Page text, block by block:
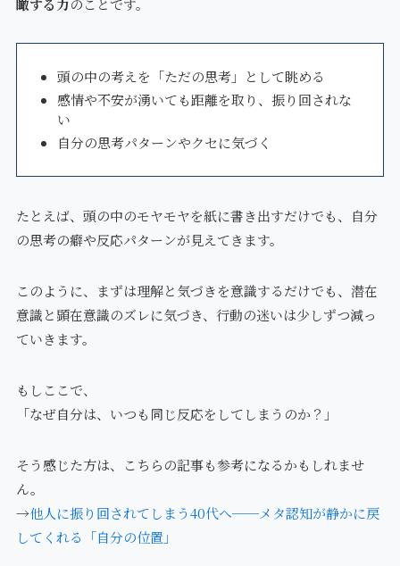
瞰する力のことです。
頭の中の考えを「ただの思考」として眺める
感情や不安が湧いても距離を取り、振り回されな
い
自分の思考パターンやクセに気づく
たとえば、頭の中のモヤモヤを紙に書き出すだけでも、自分
の思考の癖や反応パターンが見えてきます。
このように、まずは理解と気づきを意識するだけでも、潜在
意識と顕在意識のズレに気づき、行動の迷いは少しずつ減っ
ていきます。
もしここで、
「なぜ自分は、いつも同じ反応をしてしまうのか？」
そう感じた方は、こちらの記事も参考になるかもしれませ
ん。
→他人に振り回されてしまう40代へ──メタ認知が静かに戻
してくれる「自分の位置」